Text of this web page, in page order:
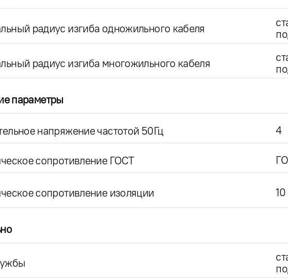
радиус изгиба одножильного кабеля
радиус изгиба многожильного кабеля
параметры
напряжение частотой 50Гц 4
сопротивление ГОСТ
сопротивление изоляции 10